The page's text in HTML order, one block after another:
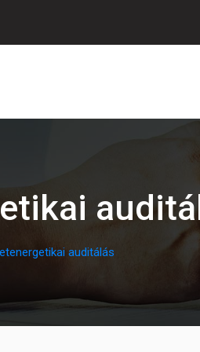
auditálás